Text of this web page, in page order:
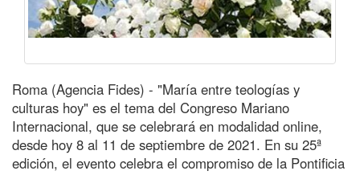
Roma (Agencia Fides) - "María entre teologías y
culturas hoy" es el tema del Congreso Mariano
Internacional, que se celebrará en modalidad online,
desde hoy 8 al 11 de septiembre de 2021. En su 25ª
edición, el evento celebra el compromiso de la Pontificia